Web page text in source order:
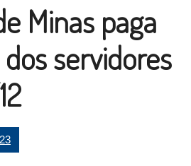
Minas paga
dos servidores